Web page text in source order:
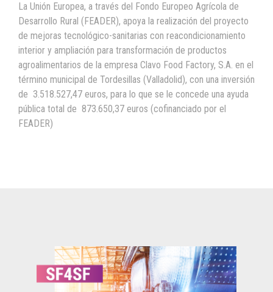
La Unión Europea, a través del Fondo Europeo Agrícola de
Desarrollo Rural (FEADER), apoya la realización del proyecto
de mejoras tecnológico-sanitarias con reacondicionamiento
interior y ampliación para transformación de productos
agroalimentarios de la empresa Clavo Food Factory, S.A. en el
término municipal de Tordesillas (Valladolid), con una inversión
de 3.518.527,47 euros, para lo que se le concede una ayuda
pública total de 873.650,37 euros (cofinanciado por el
FEADER)